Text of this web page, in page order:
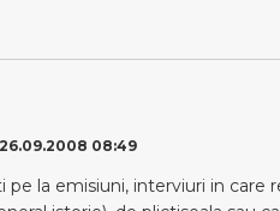
08:49
pe la emisiuni, interviuri in